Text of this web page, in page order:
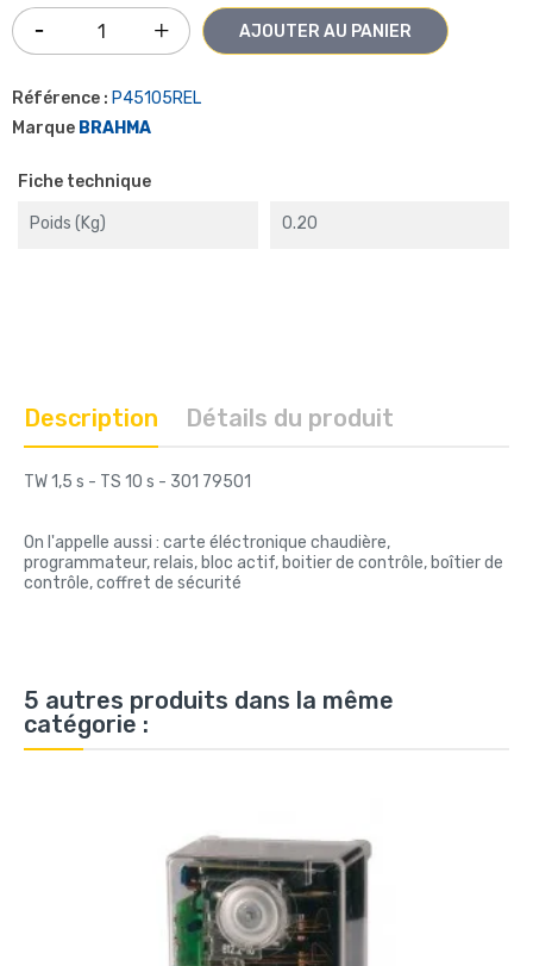
AJOUTER AU PANIER
Référence : P45105REL
Marque BRAHMA
Fiche technique
Poids (kg) 0.20
Description Détails du produit
TW 1,5 s - TS 10 s - 301 79501
On l'appelle aussi : carte éléctronique chaudière,
programmateur, relais, bloc actif, boitier de contrôle, boîtier de
contrôle, coffret de sécurité
5 autres produits dans la même
catégorie :